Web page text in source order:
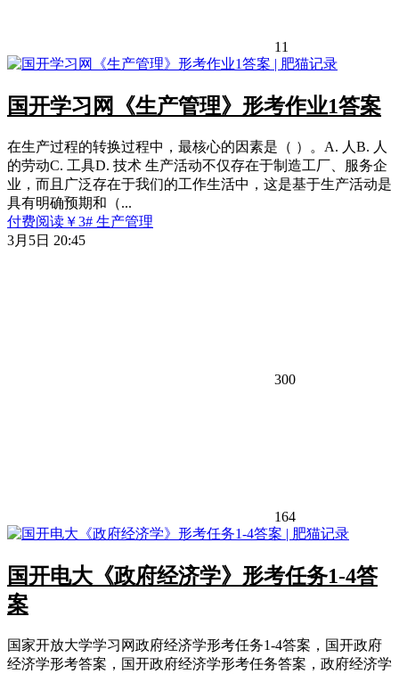
11
国开学习网《生产管理》形考作业1答案
在生产过程的转换过程中，最核心的因素是（ ）。A. 人B. 人
的劳动C. 工具D. 技术 生产活动不仅存在于制造工厂、服务企
业，而且广泛存在于我们的工作生活中，这是基于生产活动是
具有明确预期和（...
付费阅读 ￥3# 生产管理
3月5日 20:45
300
164
国开电大《政府经济学》形考任务1-4答
案
国家开放大学学习网政府经济学形考任务1-4答案，国开政府
经济学形考答案，国开政府经济学形考任务答案，政府经济学